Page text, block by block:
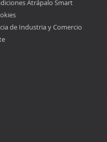
Atrápalo Smart
de Industria y Comercio